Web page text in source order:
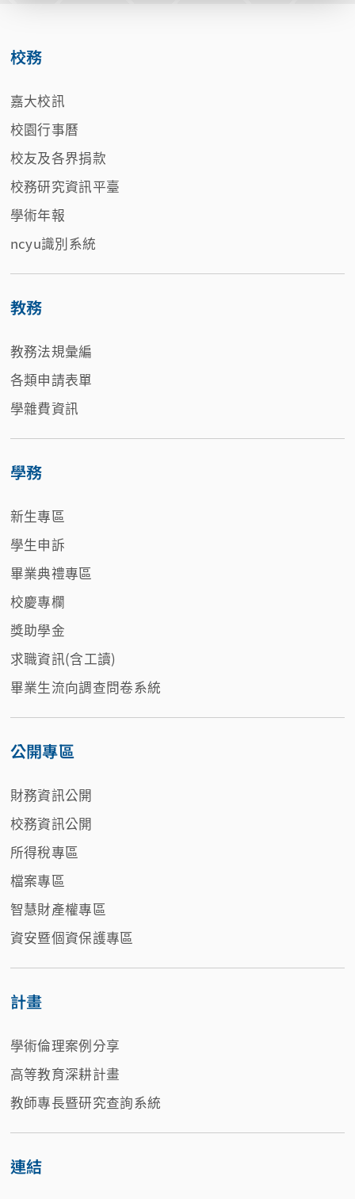
校務
嘉大校訊
校園行事曆
校友及各界捐款
校務研究資訊平臺
學術年報
ncyu識別系統
教務
教務法規彙編
各類申請表單
學雜費資訊
學務
新生專區
學生申訴
畢業典禮專區
校慶專欄
獎助學金
求職資訊(含工讀)
畢業生流向調查問卷系統
公開專區
財務資訊公開
校務資訊公開
所得稅專區
檔案專區
智慧財產權專區
資安暨個資保護專區
計畫
學術倫理案例分享
高等教育深耕計畫
教師專長暨研究查詢系統
連結